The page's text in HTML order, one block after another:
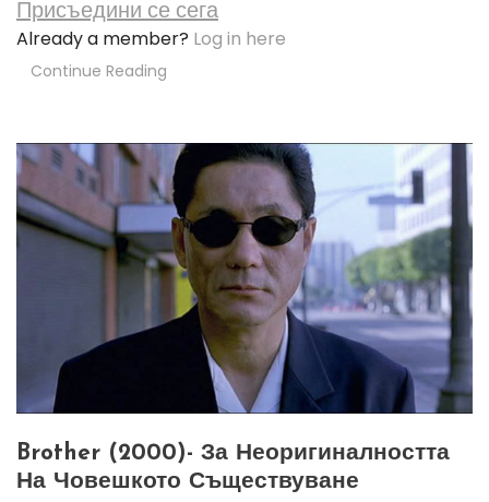
Присъедини се сега
Already a member? Log in here
Continue Reading
Brother (2000)- За Неоригиналността
На Човешкото Съществуване